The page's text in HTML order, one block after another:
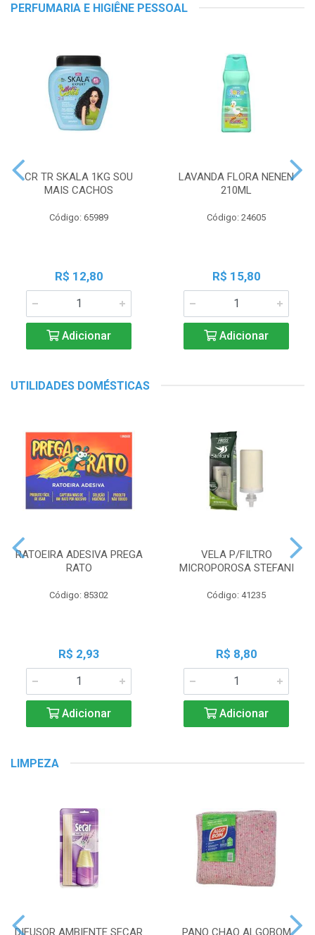
PERFUMARIA E HIGIÊNE PESSOAL
CR TR SKALA 1KG SOU
MAIS CACHOS
Código: 65989
R$ 12,80
Adicionar
LAVANDA FLORA NENEN
210ML
Código: 24605
R$ 15,80
Adicionar
UTILIDADES DOMÉSTICAS
RATOEIRA ADESIVA PREGA
RATO
Código: 85302
R$ 2,93
Adicionar
VELA P/FILTRO
MICROPOROSA STEFANI
Código: 41235
R$ 8,80
Adicionar
LIMPEZA
DIFUSOR AMBIENTE SECAR PANO CHAO ALGOBOM